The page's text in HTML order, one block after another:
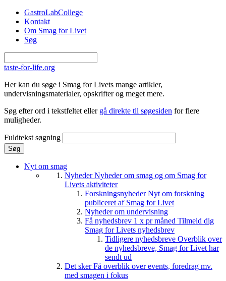
Gå til hovedindhold
GastroLabCollege
Kontakt
Om Smag for Livet
Søg
taste-for-life.org
Her kan du søge i Smag for Livets mange artikler,
undervisningsmaterialer, opskrifter og meget mere.
Søg efter ord i tekstfeltet eller gå direkte til søgesiden for flere
muligheder.
Fuldtekst søgning
Nyt om smag
NyhederNyheder om smag og om Smag for
Livets aktiviteter
ForskningsnyhederNyt om forskning
publiceret af Smag for Livet
Nyheder om undervisning
Få nyhedsbrev 1 x pr måned Tilmeld dig
Smag for Livets nyhedsbrev
Tidligere nyhedsbreve Overblik over
de nyhedsbreve, Smag for Livet har
sendt ud
Det skerFå overblik over events, foredrag mv.
med smagen i fokus